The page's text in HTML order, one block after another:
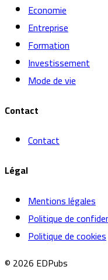
Economie
Entreprise
Formation
Investissement
Mode de vie
Contact
Contact
Légal
Mentions légales
Politique de
Politique de cookies
© 2026 EDPubs